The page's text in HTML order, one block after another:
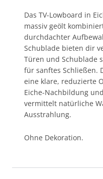
Das TV-Lowboard in
massiv geölt
durchdachter
Schublade bieten dir
Türen und Schublade
für sanftes Schließen.
eine klare, reduzierte
Eiche-Nachbildung
vermittelt natürliche
Ausstrahlung.
Ohne Dekoration.